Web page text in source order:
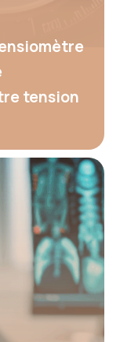
tension